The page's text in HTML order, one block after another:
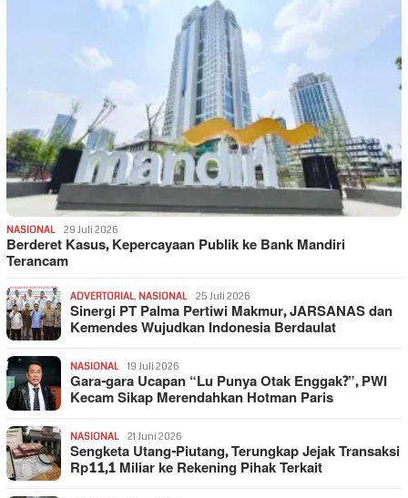
NASIONAL 29 Juli 2026
Berderet Kasus, Kepercayaan Publik ke Bank Mandiri
Terancam
ADVERTORIAL, NASIONAL 25 Juli 2026
Sinergi PT Palma Pertiwi Makmur, JARSANAS dan
Kemendes Wujudkan Indonesia Berdaulat
NASIONAL 19 Juli 2026
Gara-gara Ucapan “Lu Punya Otak Enggak?”, PWI
Kecam Sikap Merendahkan Hotman Paris
NASIONAL 21 Juni 2026
Sengketa Utang-Piutang, Terungkap Jejak Transaksi
Rp11,1 Miliar ke Rekening Pihak Terkait